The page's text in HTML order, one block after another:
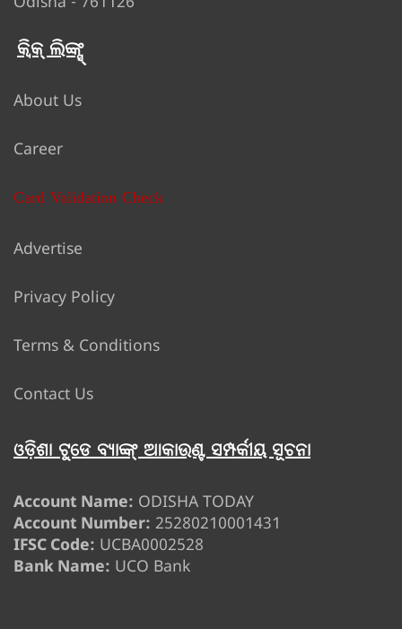
କ୍ୱିକ୍ ଲିଙ୍କ୍ସ୍
About Us
Career
Card Validation Check
Advertise
Privacy Policy
Terms & Conditions
Contact Us
ଓଡ଼ିଶା ଟୁଡେ ବ୍ୟାଙ୍କ୍ ଆକାଉଣ୍ଟ ସମ୍ପର୍କୀୟ ସୂଚନା
Account Name: ODISHA TODAY
Account Number: 25280210001431
IFSC Code: UCBA0002528
Bank Name: UCO Bank